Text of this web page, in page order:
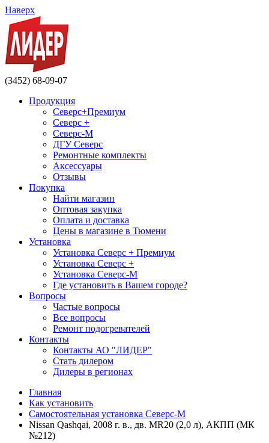
Наверх
(3452) 68-09-07
Продукция
Северс+Премиум
Северс +
Северс-М
ДГУ Северс
Ремонтные комплекты
Аксессуары
Отзывы
Покупка
Найти магазин
Оптовая закупка
Оплата и доставка
Цены в магазине в Тюмени
Установка
Установка Северс + Премиум
Установка Северс +
Установка Северс-М
Где установить в Вашем городе?
Вопросы
Частые вопросы
Все вопросы
Ремонт подогревателей
Контакты
Контакты АО "ЛИДЕР"
Стать дилером
Дилеры в регионах
Главная
Как установить
Самостоятельная установка Северс-М
Nissan Qashqai, 2008 г. в., дв. МR20 (2,0 л), АКПП (МК
№212)